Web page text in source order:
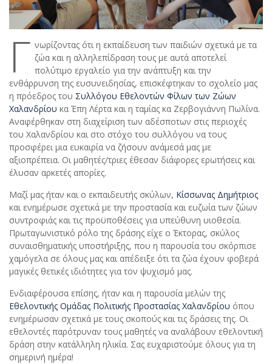
Γ νωρίζοντας ότι η εκπαίδευση των παιδιών σχετικά με τα
ζώα και η αλληλεπίδραση τους με αυτά αποτελεί
πολύτιμο εργαλείο για την ανάπτυξη και την
ενθάρρυνση της ευσυνειδησίας, επισκέφτηκαν το σχολείο μας
η πρόεδρος του Συλλόγου Εθελοντών Φίλων των Ζώων
Χαλανδρίου κα Έπη Λέρτα και η ταμίας κα Ζερβογιάννη Πωλίνα.
Αναφέρθηκαν στη διαχείριση των αδέσποτων στις περιοχές
του Χαλανδρίου και στο στόχο του συλλόγου να τους
προσφέρει μια ευκαιρία να ζήσουν ανάμεσά μας με
αξιοπρέπεια. Οι μαθητές/τριες έθεσαν διάφορες ερωτήσεις και
έλυσαν αρκετές απορίες.
Μαζί μας ήταν και ο εκπαιδευτής σκύλων, Κίσσωνας Δημήτριος
και ενημέρωσε σχετικά με την προστασία και ευζωία των ζώων
συντροφιάς και τις προϋποθέσεις για υπεύθυνη υιοθεσία.
Πρωταγωνιστικό ρόλο της δράσης είχε ο Έκτορας, σκύλος
συναισθηματικής υποστήριξης, που η παρουσία του σκόρπισε
χαμόγελα σε όλους μας και απέδειξε ότι τα ζώα έχουν φοβερά
μαγικές θετικές ιδιότητες για τον ψυχισμό μας.
Ενδιαφέρουσα επίσης, ήταν και η παρουσία μελών της
Εθελοντικής Ομάδας Πολιτικής Προστασίας Χαλανδρίου όπου
ενημέρωσαν σχετικά με τους σκοπούς και τις δράσεις της. Οι
εθελοντές παρότρυναν τους μαθητές να αναλάβουν εθελοντική
δράση στην κατάλληλη ηλικία. Σας ευχαριστούμε όλους για τη
σημερινή ημέρα!